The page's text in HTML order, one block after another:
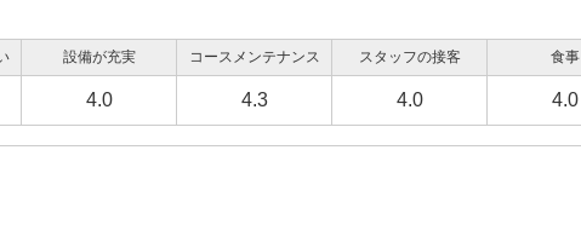
設備が充実 コースメンテナンス スタッフの接客 食事
4.0 4.3 4.0 4.0